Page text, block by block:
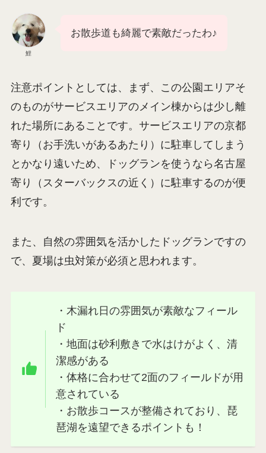
鯉
お散歩道も綺麗で素敵だったわ♪
注意ポイントとしては、まず、この公園エリアそ
のものがサービスエリアのメイン棟からは少し離
れた場所にあることです。サービスエリアの京都
寄り（お手洗いがあるあたり）に駐車してしまう
とかなり遠いため、ドッグランを使うなら名古屋
寄り（スターバックスの近く）に駐車するのが便
利です。
また、自然の雰囲気を活かしたドッグランですの
で、夏場は虫対策が必須と思われます。
・木漏れ日の雰囲気が素敵なフィール
ド
・地面は砂利敷きで水はけがよく、清
潔感がある
・体格に合わせて2面のフィールドが用
意されている
・お散歩コースが整備されており、琵
琶湖を遠望できるポイントも！